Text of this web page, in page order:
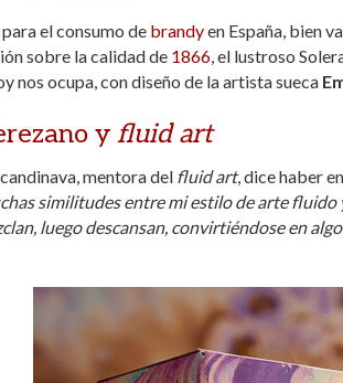
itt
er
m
p
ar
ti
r
el consumo de brandyen España, bien
sobre la calidad de 1866 , el lustroso
nos ocupa, con diseño de la artista sueca
y fluid art
mentora del fluid art, dice haber
similitudes entre mi estilo de arte
luego descansan, convirtiéndose en